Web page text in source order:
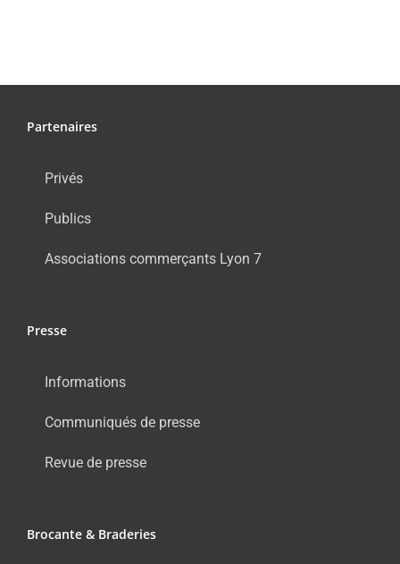
Partenaires
Privés
Publics
Associations commerçants Lyon 7
Presse
Informations
Communiqués de presse
Revue de presse
Brocante & Braderies